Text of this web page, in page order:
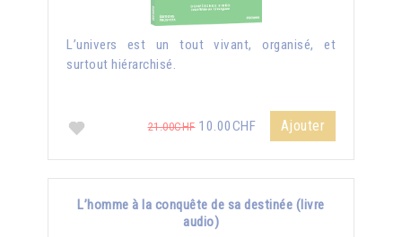
L’univers est un tout vivant, organisé, et
surtout hiérarchisé.
21.00CHF10.00CHF Ajouter
L’homme à la conquête de sa destinée (livre
audio)